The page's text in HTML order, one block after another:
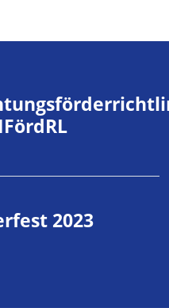
2023